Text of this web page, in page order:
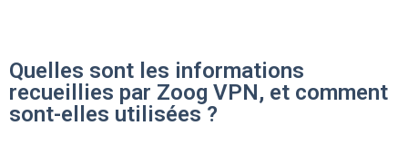
Quelles sont les informations
recueillies par Zoog VPN, et comment
sont-elles utilisées ?